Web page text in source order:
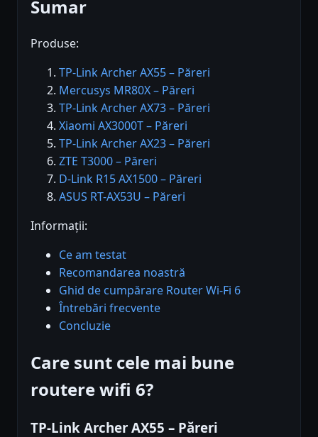
Sumar
Produse:
TP-Link Archer AX55 – Păreri
Mercusys MR80X – Păreri
TP-Link Archer AX73 – Păreri
Xiaomi AX3000T – Păreri
TP-Link Archer AX23 – Păreri
ZTE T3000 – Păreri
D-Link R15 AX1500 – Păreri
ASUS RT-AX53U – Păreri
Informații:
Ce am testat
Recomandarea noastră
Ghid de cumpărare Router Wi-Fi 6
Întrebări frecvente
Concluzie
Care sunt cele mai bune
routere wifi 6?
TP-Link Archer AX55 – Păreri